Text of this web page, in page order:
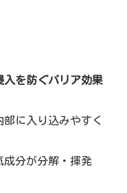
入を防ぐバリア効果
に入り込みやすく
成分が分解・揮発